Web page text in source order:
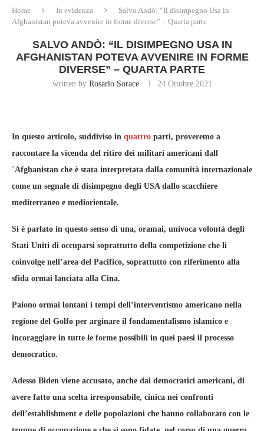
Home In evidenza
Salvo Andò: “Il disimpegno Usa in
Afghanistan poteva avvenire in forme diverse” – Quarta parte
SALVO ANDÒ: “IL DISIMPEGNO USA IN
AFGHANISTAN POTEVA AVVENIRE IN FORME
DIVERSE” – QUARTA PARTE
written by Rosario Sorace 24 Ottobre 2021
In questo articolo, suddiviso in quattro parti, proveremo a
raccontare la vicenda del ritiro dei militari americani dall
´Afghanistan che è stata interpretata dalla comunità internazionale
come un segnale di disimpegno degli USA dallo scacchiere
mediterraneo e mediorientale.
Si è parlato in questo senso di una, oramai, univoca volontà degli
Stati Uniti di occuparsi soprattutto della competizione che li
coinvolge nell’area del Pacifico, soprattutto con riferimento alla
sfida ormai lanciata alla Cina.
Paiono ormai lontani i tempi dell’interventismo americano nella
regione del Golfo per arginare il fondamentalismo islamico e
incoraggiare in tutte le forme possibili in quei paesi il processo
democratico.
Adesso Biden viene accusato, anche dai democratici americani, di
avere fatto una scelta irresponsabile, cinica nei confronti
dell’establishment e delle popolazioni che hanno collaborato con le